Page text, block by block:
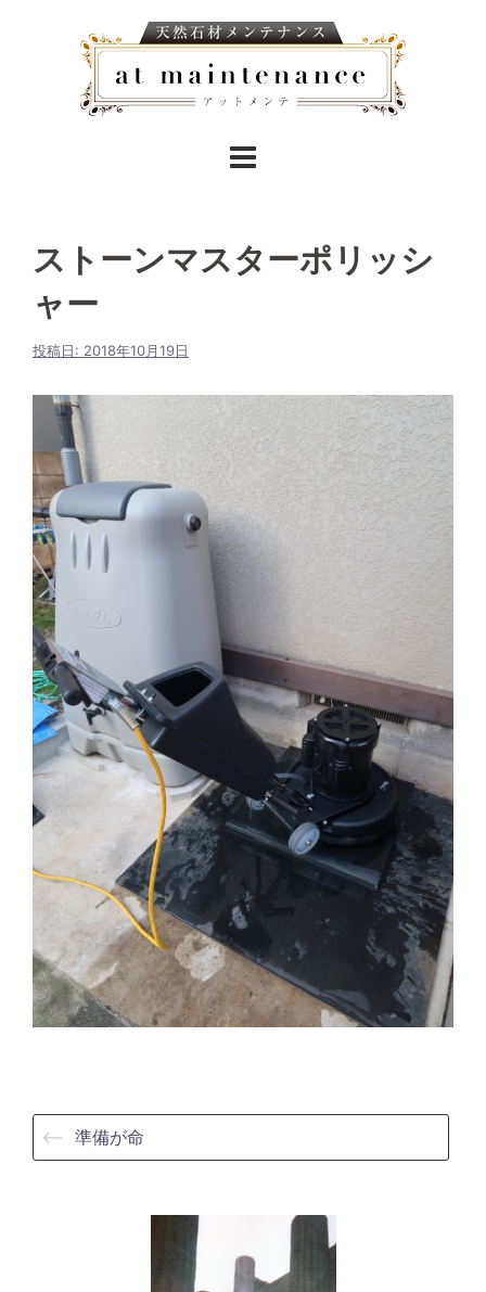
ストーンマスターポリッシ
ャー
投稿日: 2018年10月19日
⟵ 準備が命